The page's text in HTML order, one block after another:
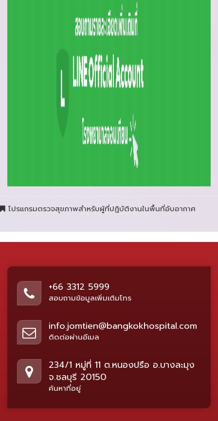
โปรแกรมตรวจสุขภาพสำหรับผู้ที่ปฏิบัติงานในพื้นที่อับอากาศ
+66 3312 5999
สอบถามข้อมูลเพิ่มเติมโทร
info.jomtien@bangkokhospital.com
ติดต่อผ่านอีเมล
234/1 หมู่ที่ 11 ต.หนองปรือ อ.บางละมุง
จ.ชลบุรี 20150
ค้นหาที่อยู่